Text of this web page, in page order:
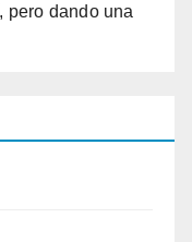
pero dando una